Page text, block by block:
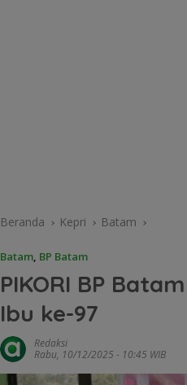
Beranda Kepri Batam
Batam, BP Batam
PIKORI BP
Ibu ke-97
Redaksi
Rabu, 10/12/2025 - 10:45 WIB